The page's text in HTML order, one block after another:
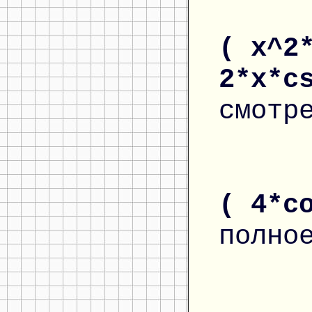
(
(